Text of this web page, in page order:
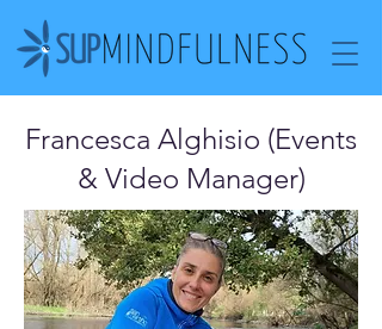
Francesca Alghisio (Events
& Video Manager)